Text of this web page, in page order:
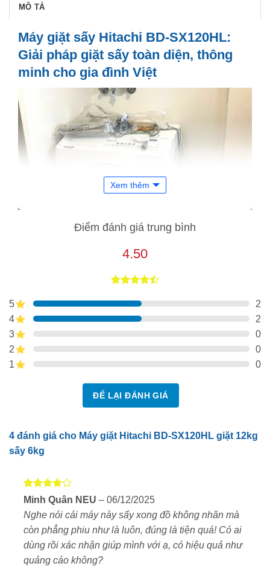
MÔ TẢ
Máy giặt sấy Hitachi BD-SX120HL:
Giải pháp giặt sấy toàn diện, thông
minh cho gia đình Việt
Thiết kế hiện đại – đậm chất Nhật Bản
Hitachi BD-SX120HL thuộc dòng máy giặt sấy cao cấp
nội địa Nhật Bản với khả năng giặt 12 kg, sấy 6kg.
mặt trước được vát cong nhẹ kết hợp kính cường lực
đen sang trọng cho tổng thể mềm mại rất đẹp.
Bề mặt bên ngoài của máy được làm trơn, chống bám
bẩn, giúp cho việc lau chùi hay vệ sinh được dễ dàng
hơn.
Khối lượng giặt : 12kg
Xem thêm
Điểm đánh giá trung bình
4.50
5 dựa trên
5
2
4
2
3
0
2
0
1
0
ĐỂ LẠI ĐÁNH GIÁ
4 đánh giá cho Máy giặt Hitachi BD-SX120HL giặt 12kg
sấy 6kg
Được
xếp hạng
45 sao
Minh Quân NEU – 06/12/2025
Nghe nói cái máy này sấy xong đồ không nhăn mà
còn phẳng phiu như là luôn, đúng là tiện quá! Có ai
dùng rồi xác nhận giúp mình với ạ, có hiệu quả như
quảng cáo không?